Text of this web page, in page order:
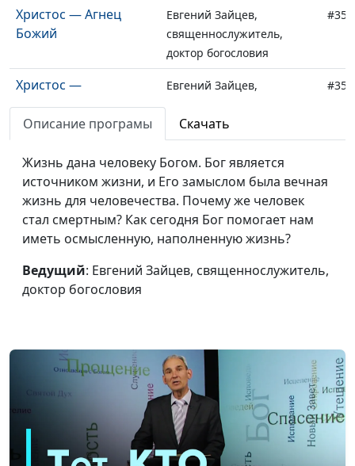
Христос — Агнец
Божий
Евгений Зайцев,
священнослужитель,
доктор богословия
#359
Христос —
Законодатель
Евгений Зайцев,
доктор богословия
#358
Христос — Творец
Евгений Зайцев,
священнослужитель,
доктор богословия
Христос — Истинный
Человек
Евгений Зайцев,
священнослужитель,
доктор богословия
Христос — Истинный
Христианская
скромность: в чем ее
преимущества?
Максим Каминский,
священнослужитель
#354
Благотворительность
Христа и Его
Максим Каминский,
священнослужитель
Описание програмы Скачать
Жизнь дана человеку Богом. Бог является
источником жизни, и Его замыслом была вечная
жизнь для человечества. Почему же человек
стал смертным? Как сегодня Бог помогает нам
иметь осмысленную, наполненную жизнь?
Ведущий: Евгений Зайцев, священнослужитель,
доктор богословия